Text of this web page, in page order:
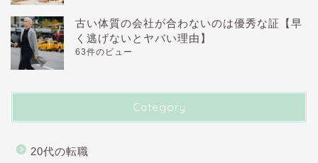
古い体質の会社が合わないのは優秀な証【早
く逃げないとヤバい理由】
63件のビュー
Category
20代の転職